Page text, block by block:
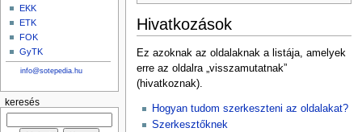
Hivatkozások
Ez azoknak az oldalaknak a listája, amelyek
erre az oldalra „visszamutatnak”
(hivatkoznak).
Hogyan tudom szerkeszteni az oldalakat?
Szerkesztőknek
EKK
ETK
FOK
GyTK
info@sotepedia.hu
keresés